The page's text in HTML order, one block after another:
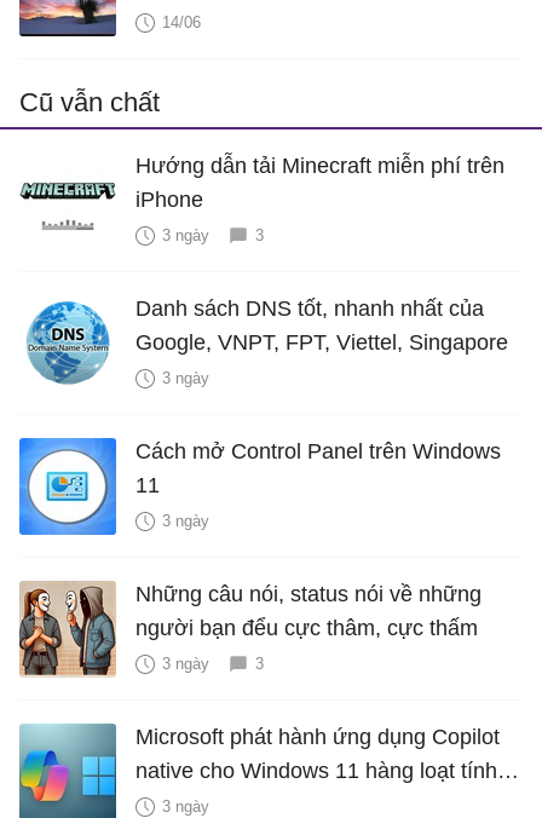
14/06
Cũ vẫn chất
Hướng dẫn tải Minecraft miễn phí trên
iPhone
3 ngày 3
Danh sách DNS tốt, nhanh nhất của
Google, VNPT, FPT, Viettel, Singapore
3 ngày
Cách mở Control Panel trên Windows
11
3 ngày
Những câu nói, status nói về những
người bạn đểu cực thâm, cực thấm
3 ngày 3
Microsoft phát hành ứng dụng Copilot
native cho Windows 11 hàng loạt tính
năng mới Hữu Ích
3 ngày